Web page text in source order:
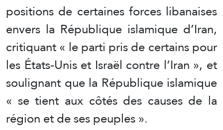
positions de certaines forces libanaises
envers la République islamique d’Iran,
critiquant « le parti pris de certains pour
les États-Unis et Israël contre l’Iran », et
soulignant que la République islamique
« se tient aux côtés des causes de la
région et de ses peuples ».